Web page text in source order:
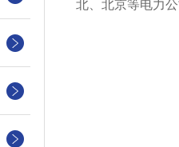
北、北京等电力